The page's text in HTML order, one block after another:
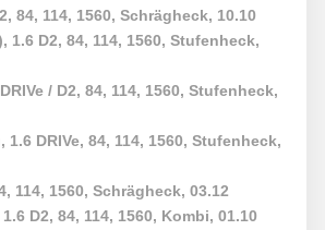
84, 114, 1560, Schrägheck, 10.10
1.6 D2, 84, 114, 1560, Stufenheck,
/ D2, 84, 114, 1560, Stufenheck,
1.6 DRIVe, 84, 114, 1560, Stufenheck,
114, 1560, Schrägheck, 03.12
D2, 84, 114, 1560, Kombi, 01.10